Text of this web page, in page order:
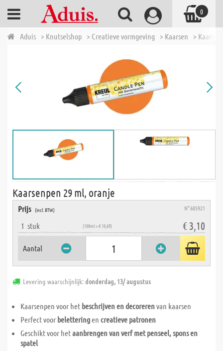
Aduis > Knutselshop > Creatieve vormgeving > Kaarsen >
Kaarsenpen 29 ml, oranje
Prijs (incl. BTW) N° 605921
1 stuk (100ml = € 10,69) € 3,10
Aantal
Levering waarschijnlijk:donderdag, 13/ augustus
Kaarsenpen voor het beschrijven en decorerenvan kaarsen
Perfect voor beletteringen creatieve patronen
Geschikt voor hetaanbrengen van verf met penseel, spons en
spatel
0